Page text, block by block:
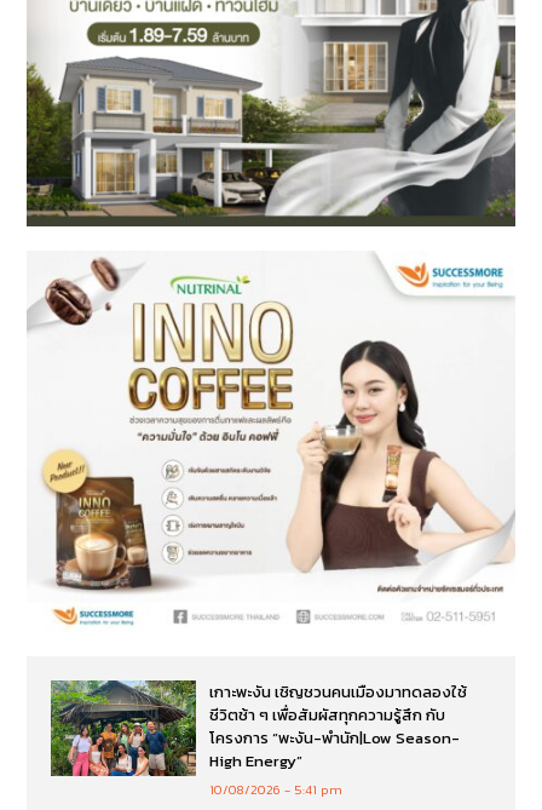
เกาะพะงัน เชิญชวนคนเมืองมาทดลองใช้
ชีวิตช้า ๆ เพื่อสัมผัสทุกความรู้สึก กับ
โครงการ “พะงัน-พำนัก|Low Season-
High Energy”
10/08/2026 5:41 pm